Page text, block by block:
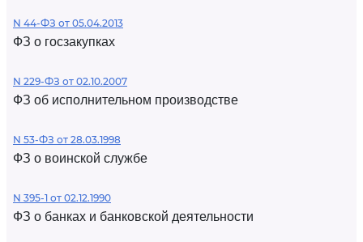
N 44-ФЗ от 05.04.2013
ФЗ о госзакупках
N 229-ФЗ от 02.10.2007
ФЗ об исполнительном производстве
N 53-ФЗ от 28.03.1998
ФЗ о воинской службе
N 395-1 от 02.12.1990
ФЗ о банках и банковской деятельности